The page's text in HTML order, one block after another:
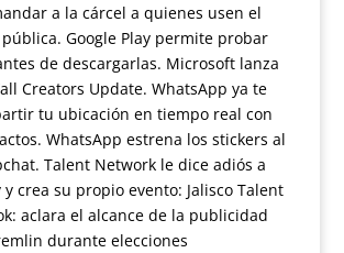
a la cárcel a quienes usen el
Google Play permite probar
de descargarlas. Microsoft lanza
Creators Update. WhatsApp ya te
tu ubicación en tiempo real con
WhatsApp estrena los stickers al
Talent Network le dice adiós a
y crea su propio evento: Jalisco Talent
aclara el alcance de la publicidad
durante elecciones